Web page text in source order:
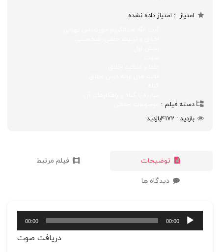
امتیاز امتیاز داده نشده
دسته فیلم
بازدید
4172بازدید
توضیحات فیلم مرتبط
دیدگاه ها
پخش‌کننده
صوت
00:00
00:00
دریافت صوت